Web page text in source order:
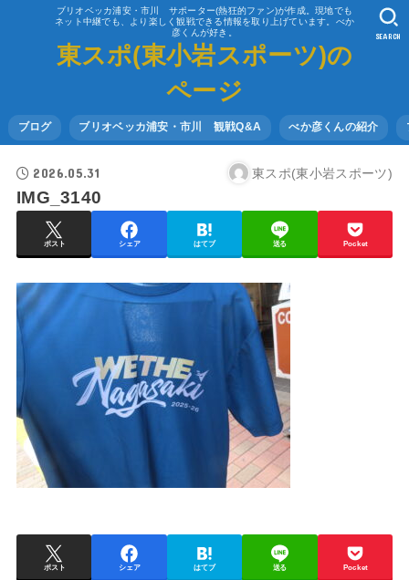
ブリオベッカ浦安・市川 サポーター(熱狂的ファン)が作成。現地でも
ネット中継でも、より楽しく観戦できる情報を取り上げています。べか
彦くんが好き。
東スポ(東小岩スポーツ)の
ページ
ブログ ブリオベッカ浦安・市川 観戦Q&A べか彦くんの紹介
SEARCH
2026.05.31 東スポ(東小岩スポーツ)
IMG_3140
ポスト シェア はてブ 送る Pocket
ポスト シェア はてブ 送る Pocket